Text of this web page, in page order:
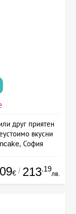
друг приятен
вкусни
София
€ / 213.19
лв.